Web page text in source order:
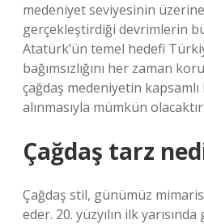
medeniyet seviyesinin
gerçekleştirdiği devrimlerin
Atatürk’ün temel hedefi
bağımsızlığını her zaman
çağdaş medeniyetin
alınmasıyla mümkün olacaktır.
Çağdaş tarz
Çağdaş stil, günümüz
eder. 20. yüzyılın ilk